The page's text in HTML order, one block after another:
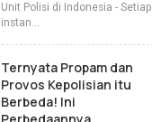
Unit Polisi di Indonesia - Setiap
instan…
Ternyata Propam dan
Provos Kepolisian itu
Berbeda! Ini